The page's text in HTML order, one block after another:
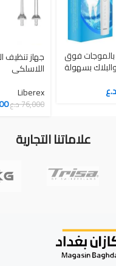
بالموجات فوق
والبلاك بسهولة
د.ع
جهاز تنظيف
اللاسلكي
Liberex
76,000د.ع
علاماتنا التجارية